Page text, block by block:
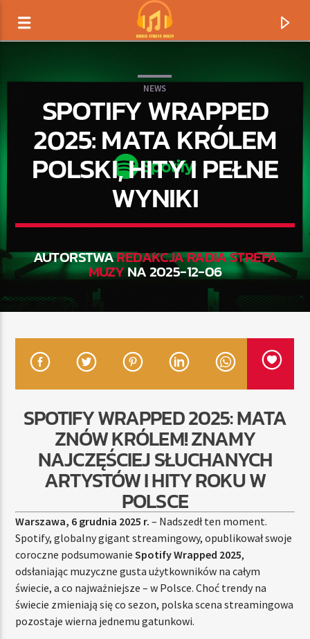
TERAZ GRAMY
ARTYSTA
TERAZ
RADIO STREFA MUZY
Radio Strefa Muzy
NEWS
SPOTIFY WRAPPED
2025: MATA KRÓLEM
POLSKI, HITY I PEŁNE
WYNIKI
AUTORSTWAREDAKCJA RADIA STREFA
MUZYNA 2025-12-06
SPOTIFY WRAPPED 2025: MATA
ZNÓW KRÓLEM! ZNAMY
NAJCZĘŚCIEJ SŁUCHANYCH
ARTYSTÓW I HITY ROKU W
POLSCE
Warszawa, 6 grudnia 2025 r. – Nadszedł ten moment.
Spotify, globalny gigant streamingowy, opublikował swoje
coroczne podsumowanieSpotify Wrapped 2025,
odsłaniając muzyczne gusta użytkowników na całym
świecie, a co najważniejsze – w Polsce. Choć trendy na
świecie zmieniają się co sezon, polska scena streamingowa
pozostaje wierna jednemu gatunkowi.